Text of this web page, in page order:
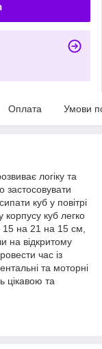
Оплата Умови
логіку та
застосовувати
куб у повітрі
куб легко
15 на 21 на 15 см,
на відкритому
час із
та моторні
цікавою та